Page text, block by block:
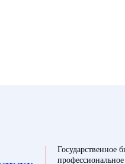
Государственное
профессиональное